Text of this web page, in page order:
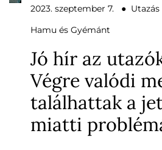
2023. szeptember 7. ● Utazás
Hamu és Gyémánt
Jó hír az
Végre valódi
találhattak a
miatti